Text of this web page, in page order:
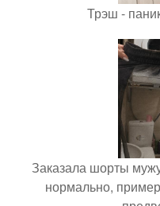
Трэш -
Заказала шорты
нормально,